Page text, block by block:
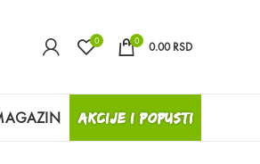
0 0 0.00RSD
AKCIJE I POPUSTI